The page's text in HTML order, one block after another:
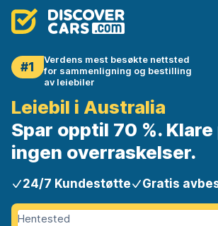
#1
Verdens mest besøkte nettsted
for sammenligning og bestilling
av leiebiler
Leiebil i Australia
Spar opptil 70 %.
ingen overraskelser.
24/7 Kundestøtte Gratis
Hentested